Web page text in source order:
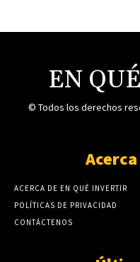
EN
© Todos los derechos
ACERCA DE EN QUÉ INVERTIR
POLÍTICAS DE PRIVACIDAD
CONTÁCTENOS